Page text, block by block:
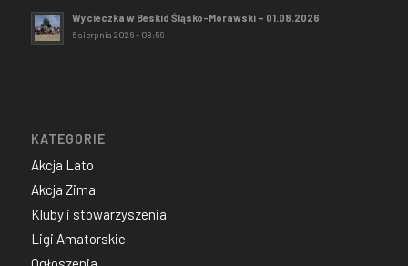
Wycieczka w Beskid Śląsko-Morawski – 01.08.2026
6 sierpnia 2026 - 08:59
KATEGORIE
Akcja Lato
Akcja Zima
Kluby i stowarzyszenia
Ligi Amatorskie